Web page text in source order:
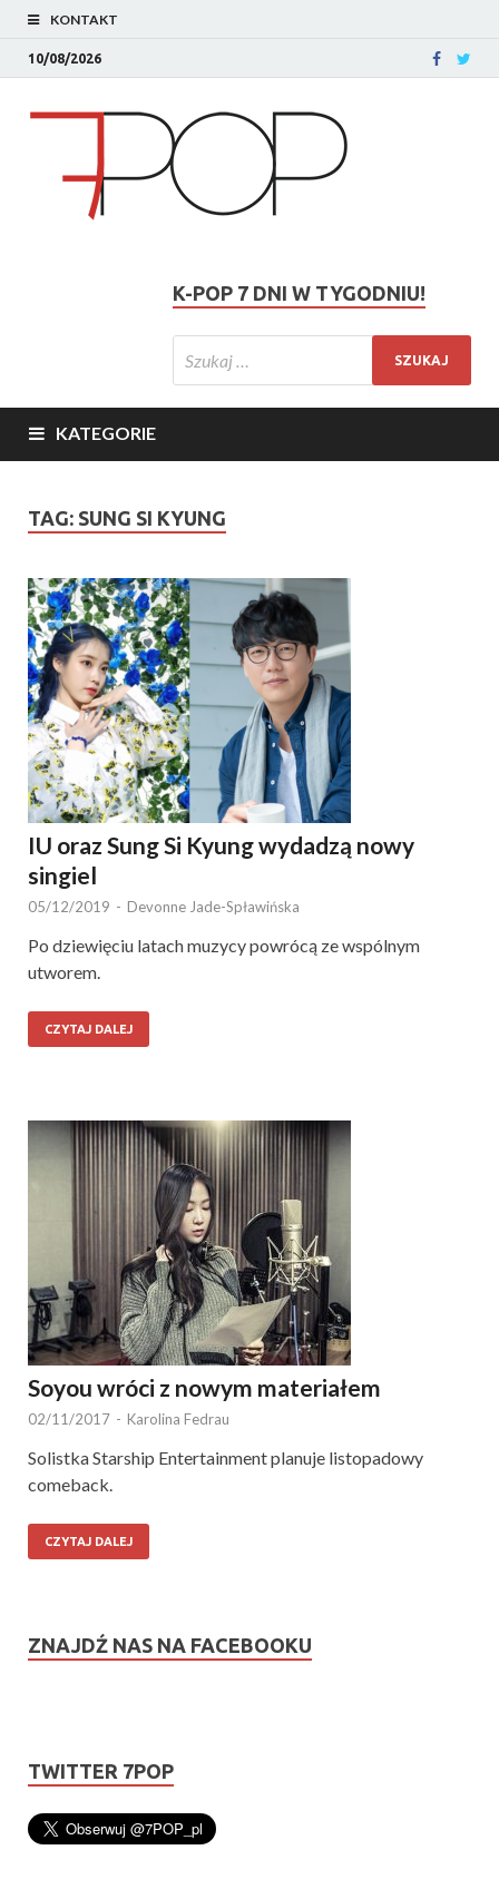
KONTAKT
10/08/2026
K-POP 7 DNI W TYGODNIU!
KATEGORIE
TAG: SUNG SI KYUNG
IU oraz Sung Si Kyung wydadzą nowy
singiel
05/12/2019 - Devonne Jade-Spławińska
Po dziewięciu latach muzycy powrócą ze wspólnym
utworem.
CZYTAJ DALEJ
Soyou wróci z nowym materiałem
02/11/2017 - Karolina Fedrau
Solistka Starship Entertainment planuje listopadowy
comeback.
CZYTAJ DALEJ
ZNAJDŹ NAS NA FACEBOOKU
TWITTER 7POP